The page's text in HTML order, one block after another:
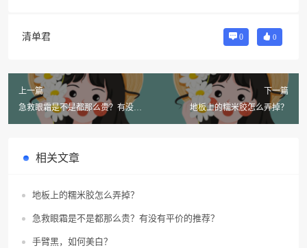
清单君 0 0
上一篇
急救眼霜是不是都那么贵？有没有
平价的推荐？
下一篇
地板上的糯米胶怎么弄掉？
相关文章
地板上的糯米胶怎么弄掉？
急救眼霜是不是都那么贵？有没有平价的推荐？
手臂黑，如何美白？